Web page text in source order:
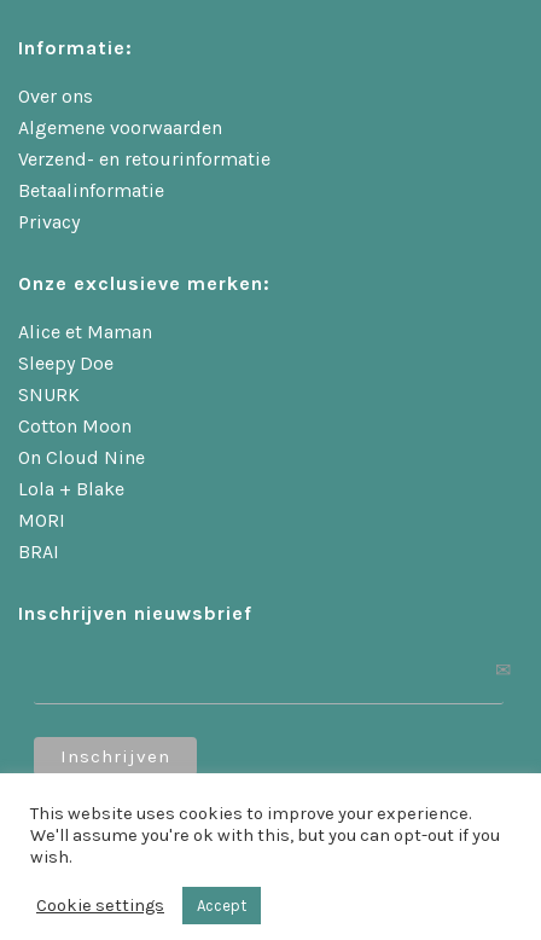
Informatie:
Over ons
Algemene voorwaarden
Verzend- en retourinformatie
Betaalinformatie
Privacy
Onze exclusieve merken:
Alice et Maman
Sleepy Doe
SNURK
Cotton Moon
On Cloud Nine
Lola + Blake
MORI
BRAI
Inschrijven nieuwsbrief
Ontvang 10% korting als je je inschrijft!
This website uses cookies to improve your experience.
We'll assume you're ok with this, but you can opt-out if you
wish.
Cookie settings Accept